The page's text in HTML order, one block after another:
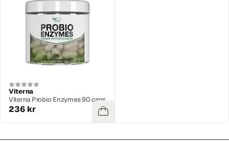
Viterna
Viterna Probio Enzymes 90 caps
236 kr